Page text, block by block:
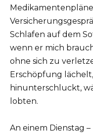
Schlafen auf dem
wenn er mich
ohne sich zu
Erschöpfung lächelt,
hinunterschluckt,
lobten.
An einem Dienstag